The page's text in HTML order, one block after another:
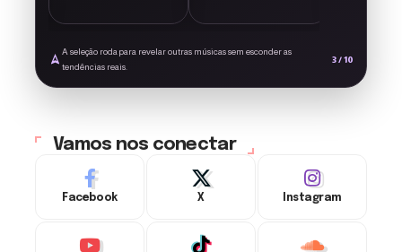
A seleção roda para revelar outras músicas sem esconder as
tendências reais.
3 / 10
Vamos nos conectar
Facebook X Instagram